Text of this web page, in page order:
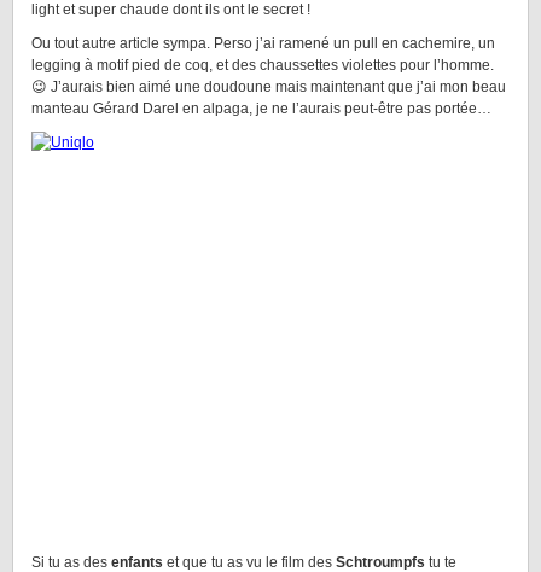
light et super chaude dont ils ont le secret !
Ou tout autre article sympa. Perso j’ai ramené un pull en cachemire, un
legging à motif pied de coq, et des chaussettes violettes pour l’homme.
😉 J’aurais bien aimé une doudoune mais maintenant que j’ai mon beau
manteau Gérard Darel en alpaga, je ne l’aurais peut-être pas portée…
Si tu as des enfants et que tu as vu le film des Schtroumpfs tu te